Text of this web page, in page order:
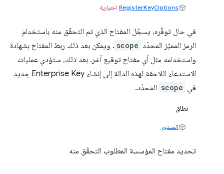
RegisterKeyOptions اختيارية
في حال توفّره، يسجّل المفتاح الذي تم التحقّق منه باستخدام
الرمز المميّز المحدّد scope . ويمكن بعد ذلك ربط المفتاح بشهادة
واستخدامه مثل أي مفتاح توقيع آخر. بعد ذلك، ستؤدي عمليات
الاستدعاء اللاحقة لهذه الدالة إلى إنشاء Enterprise Key جديد
في scope المحدّد.
نطاق
المستوى
تحديد مفتاح المؤسسة المطلوب التحقّق منه